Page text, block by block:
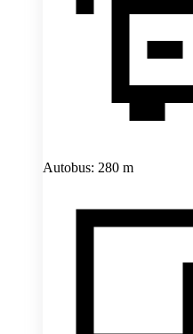
Autobus: 280 m